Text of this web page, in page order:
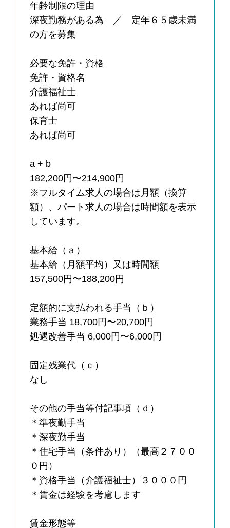
年齢制限の理由
深夜勤務がある為 ／ 定年６５歳未満
の方を募集
必要な免許・資格
免許・資格名
介護福祉士
あれば尚可
保育士
あれば尚可
a + b
182,200円〜214,900円
※フルタイム求人の場合は月額（換算
額）、パート求人の場合は時間額を表示
しています。
基本給（ａ）
基本給（月額平均）又は時間額
157,500円〜188,200円
定額的に支払われる手当（ｂ）
業務手当 18,700円〜20,700円
処遇改善手当 6,000円〜6,000円
固定残業代（ｃ）
なし
その他の手当等付記事項（ｄ）
＊準夜勤手当
＊深夜勤手当
＊住宅手当（条件あり）（最高２７００
０円）
＊資格手当（介護福祉士）３０００円
＊賃金は経験を考慮します
賃金形態等